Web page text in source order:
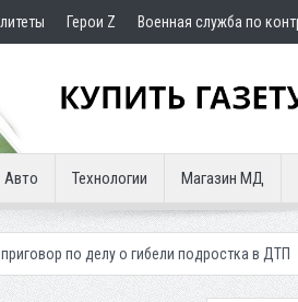
Герои Z Военная служба по
Авто Технологии Магазин МД
о гибели подростка в ДТП Путин